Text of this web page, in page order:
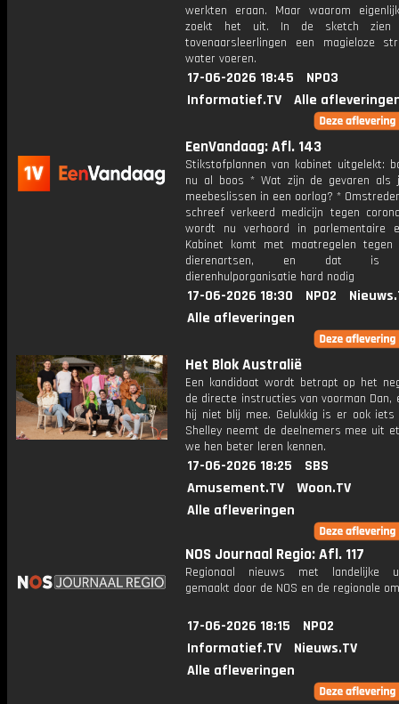
werkten eraan. Maar waarom
zoekt het uit. In de sketch zien
tovenaarsleerlingen een magieloze
water voeren.
17-06-2026 18:45
NPO3
Informatief.TV
Alle
EenVandaag: Afl. 143
Stikstofplannen van kabinet uitgelekt:
nu al boos * Wat zijn de gevaren als
meebeslissen in een oorlog? *
schreef verkeerd medicijn tegen
wordt nu verhoord in parlementaire
Kabinet komt met maatregelen
dierenartsen, en dat is
dierenhulporganisatie hard nodig
17-06-2026 18:30 NPO2
Alle afleveringen
Het Blok Australië
Een kandidaat wordt betrapt op het
de directe instructies van voorman Dan,
hij niet blij mee. Gelukkig is er ook
Shelley neemt de deelnemers mee uit
we hen beter leren kennen.
17-06-2026 18:25
SBS
Amusement.TV
Woon.TV
Alle afleveringen
NOS Journaal Regio: Afl. 117
Regionaal nieuws met landelijke
gemaakt door de NOS en de regionale
17-06-2026 18:15
NPO2
Informatief.TV
Nieuws.TV
Alle afleveringen